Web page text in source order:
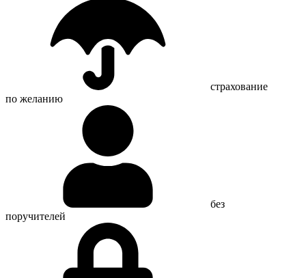
страхование
по желанию
без
поручителей